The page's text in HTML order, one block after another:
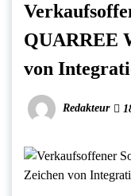
QUARREE
von
Redakteur